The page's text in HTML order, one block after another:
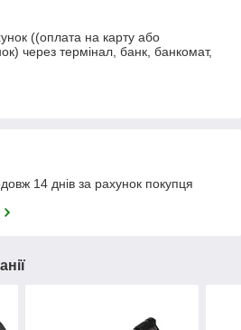
((оплата на карту або
через термінал, банк, банкомат,
14 днів за рахунок покупця